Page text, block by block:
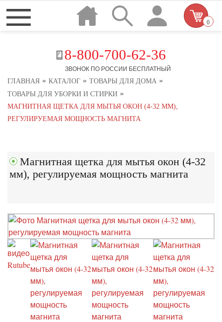
8-800-700-62-36
ЗВОНОК ПО РОССИИ БЕСПЛАТНЫЙ
0
ГЛАВНАЯ » КАТАЛОГ » ТОВАРЫ ДЛЯ ДОМА »
ТОВАРЫ ДЛЯ УБОРКИ И СТИРКИ »
МАГНИТНАЯ ЩЕТКА ДЛЯ МЫТЬЯ ОКОН (4-32 ММ),
РЕГУЛИРУЕМАЯ МОЩНОСТЬ МАГНИТА
Магнитная щетка для мытья окон (4-32
мм), регулируемая мощность магнита